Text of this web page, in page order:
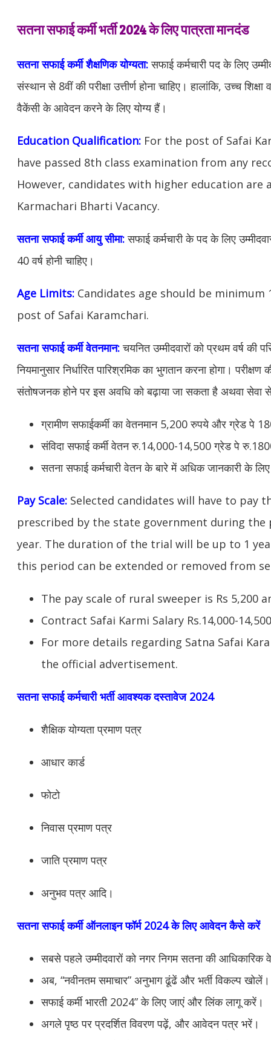
सतना सफाई कर्मी भर्ती 2024 के लिए पात्रता मानदंड
सतना सफाई कर्मीशैक्षणिक योग्यता:सफाई कर्मचारी पद के लिए
संस्थान से 8वीं की परीक्षा उत्तीर्ण होना चाहिए। हालांकि, उच्च शिक्षा
वैकेंसी के आवेदन करने के लिए योग्य हैं।
Education Qualification: For the post of Safai
have passed 8th class examination from any
However, candidates with higher education are
Karmachari Bharti Vacancy.
सतना सफाई कर्मी आयु सीमा:सफाई कर्मचारी के पद के लिए
40 वर्ष होनी चाहिए।
Age Limits: Candidates age should be minimum
post of Safai Karamchari.
सतना सफाई कर्मी वेतनमान:चयनित उम्मीदवारों को प्रथम वर्ष की
नियमानुसार निर्धारित पारिश्रमिक का भुगतान करना होगा।
संतोषजनक होने पर इस अवधि को बढ़ाया जा सकता है अथवा सेवा
ग्रामीण सफाईकर्मी का वेतनमान 5,200 रुपये और ग्रेड पे
संविदा सफाई कर्मी वेतन रु.14,000-14,500 ग्रेड पे
सतना सफाई कर्मचारी वेतन के बारे में अधिक जानकारी के
Pay Scale: Selected candidates will have to pay
prescribed by the state government during
year. The duration of the trial will be up to 1
this period can be extended or removed from
The pay scale of rural sweeper is Rs 5,200
Contract Safai Karmi Salary Rs.14,000-
For more details regarding Satna Safai
the official advertisement.
सतना सफाई कर्मचारी भर्ती आवश्यक दस्तावेज 2024
शैक्षिक योग्यता प्रमाण पत्र
आधार कार्ड
फोटो
निवास प्रमाण पत्र
जाति प्रमाण पत्र
अनुभव पत्र आदि।
सतना सफाई कर्मी ऑनलाइन फॉर्म 2024 के लिए आवेदन कैसे करें
सबसे पहले उम्मीदवारों को नगर निगम सतना की आधिकारिक
अब, “नवीनतम समाचार” अनुभाग ढूंढें और भर्ती विकल्प खोलें।
सफाई कर्मी भारती 2024” के लिए जाएं और लिंक लागू करें।
अगले पृष्ठ पर प्रदर्शित विवरण पढ़ें, और आवेदन पत्र भरें।